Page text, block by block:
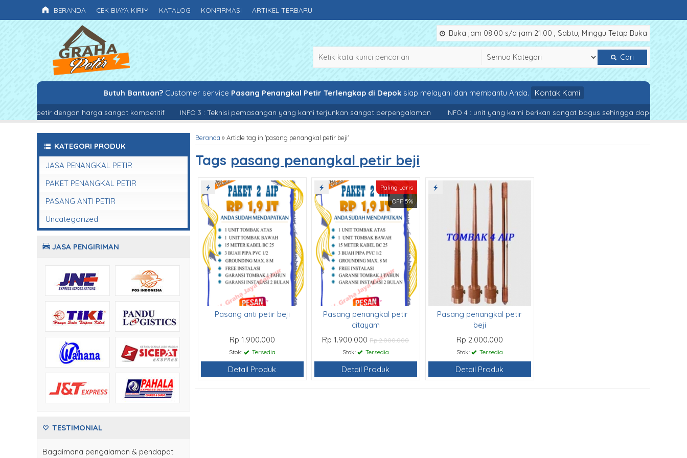
BERANDA CEK BIAYA KIRIM KATALOG KONFIRMASI ARTIKEL TERBARU
Buka jam 08.00 s/d jam 21.00 , Sabtu, Minggu Tetap Buka
Cari
Butuh Bantuan? Customer service Pasang Penangkal Petir Terlengkap di Depok siap melayani dan membantu Anda. Kontak Kami
anti petir dengan harga sangat kompetitif INFO 3 : Teknisi pemasangan yang kami terjunkan sangat berpengalaman INFO 4 : unit yang kami berikan sangat bagus sehingga dapat bertahan
Beranda »Article tag in 'pasang penangkal petir beji'
Tags pasang penangkal petir beji
Pasang anti petir beji
Rp 1.900.000
Stok: Tersedia
Detail Produk
Paling Laris
OFF 5%
Pasang penangkal petir
citayam
Rp 1.900.000Rp 2.000.000
Stok:
Tersedia
Detail Produk
Pasang penangkal petir
beji
Rp 2.000.000
Stok: Tersedia
Detail Produk
KATEGORI PRODUK
JASA PENANGKAL PETIR
PAKET PENANGKAL PETIR
PASANG ANTI PETIR
Uncategorized
JASA PENGIRIMAN
TESTIMONIAL
Bagaimana pengalaman & pendapat